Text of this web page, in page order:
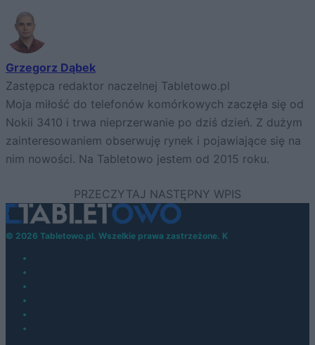
Grzegorz Dąbek
Zastępca redaktor naczelnej Tabletowo.pl
Moja miłość do telefonów komórkowych zaczęła się od
Nokii 3410 i trwa nieprzerwanie po dziś dzień. Z dużym
zainteresowaniem obserwuję rynek i pojawiające się na
nim nowości. Na Tabletowo jestem od 2015 roku.
© 2026 Tabletowo.pl. Wszelkie prawa zastrzeżone. K